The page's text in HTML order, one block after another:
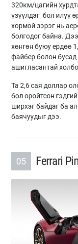
320км/цагийн
үзүүлдэг бол илүү
хормой зэрэг нь
болгодог байна.
хөнгөн буюу ердөө
файбер болон бусад
ашигласантай
Та 2,6 сая доллар
бол оройтсон
ширхэг байдаг ба
баячуудыг дээ.
05 Ferrari
Previous